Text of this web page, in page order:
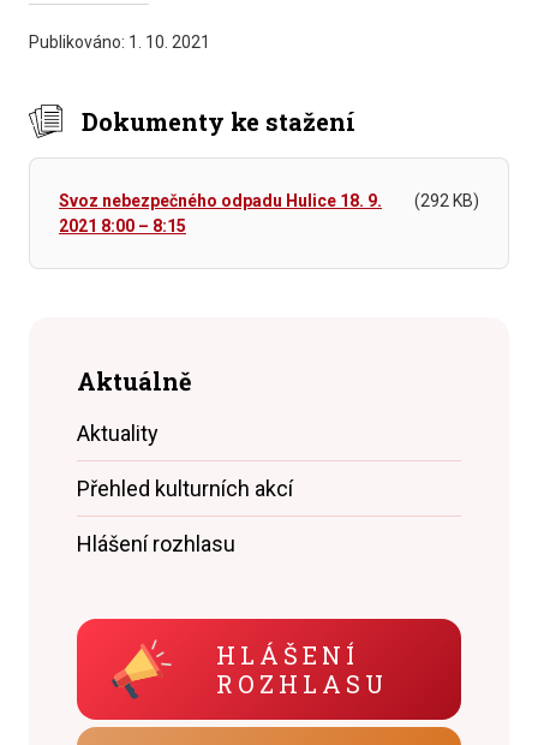
Publikováno: 1. 10. 2021
Dokumenty ke stažení
Svoz nebezpečného odpadu Hulice 18. 9.
2021 8:00 – 8:15
(292 KB)
Aktuálně
Aktuality
Přehled kulturních akcí
Hlášení rozhlasu
HLÁŠENÍ
ROZHLASU